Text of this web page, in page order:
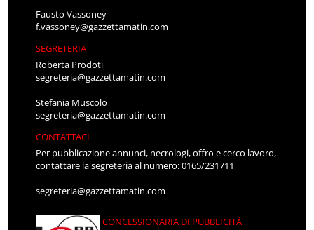
Fausto Vassoney
f.vassoney@gazzettamatin.com
SEGRETERIA
Roberta Prodoti
segreteria@gazzettamatin.com
Stefania Muscolo
segreteria@gazzettamatin.com
CONTATTACI
Per pubblicazione annunci, necrologi, offro e cerco lavoro,
contattare la segreteria al numero: 0165/231711
segreteria@gazzettamatin.com
CONCESSIONARIA DI PUBBLICITÀ